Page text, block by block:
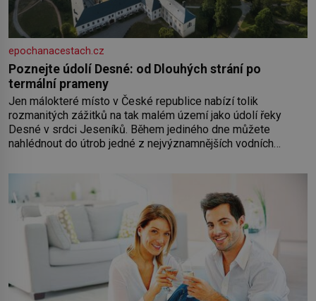
epochanacestach.cz
Poznejte údolí Desné: od Dlouhých strání po
termální prameny
Jen málokteré místo v České republice nabízí tolik
rozmanitých zážitků na tak malém území jako údolí řeky
Desné v srdci Jeseníků. Během jediného dne můžete
nahlédnout do útrob jedné z nejvýznamnějších vodních
koloběžce a den zakončit poznáváním památek ve Velkých